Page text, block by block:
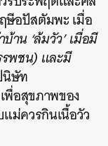
ษีอปัสตัมพะ เมื่อ
บ้าน ‘ล้มวัว’ เมื่อมี
พชน) และมี
ษัท
พื่อสุขภาพของ
ม่ควรกินเนื้อวัว